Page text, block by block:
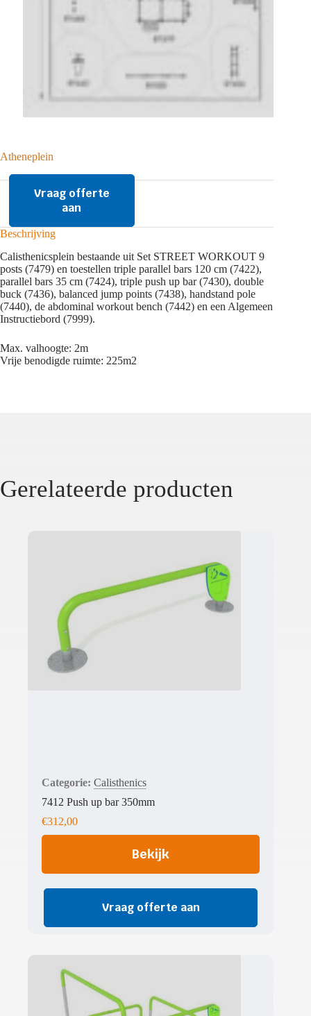
Atheneplein
Vraag offerte
aan
Beschrijving
Calisthenicsplein bestaande uit Set STREET WORKOUT 9
posts (7479) en toestellen triple parallel bars 120 cm (7422),
parallel bars 35 cm (7424), triple push up bar (7430), double
buck (7436), balanced jump points (7438), handstand pole
(7440), de abdominal workout bench (7442) en een Algemeen
Instructiebord (7999).
Max. valhoogte: 2m
Vrije benodigde ruimte: 225m2
Gerelateerde producten
Calisthenics
7412 Push up bar 350mm
€312,00
Bekijk
Vraag offerte aan